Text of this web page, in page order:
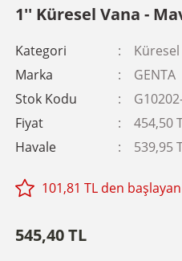
1'' Küresel Vana -
Kategori
Marka
GENTA
Stok Kodu
Fiyat
454,50
Havale
539,95
101,81 TL den
545,40 TL